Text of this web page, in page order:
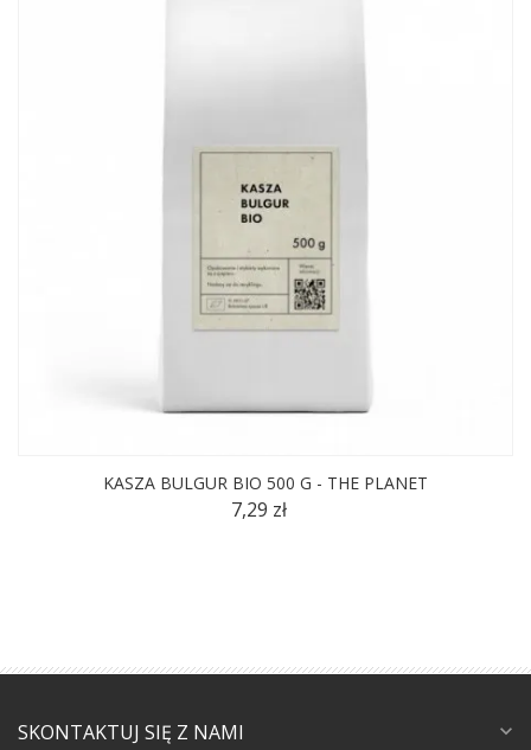
KASZA BULGUR BIO 500 G - THE PLANET
7,29 zł
SKONTAKTUJ SIĘ Z NAMI expand_more